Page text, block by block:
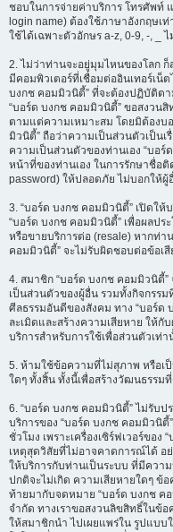
ชอบในการจ่ายค่าบริการ โทรศัพท์
login name) ต้องใช้ภาษาอังกฤษเ
ใช้ได้เฉพาะตัวอักษร a-z, 0-9, -, _ ไ
2. ไม่ว่าท่านจะอยู่มุมไหนของโลก ก็
มีคอมพิวเตอร์ที่เชื่อมต่ออินเทอร์เน็
บงกช คอมมิวนิตี้” ที่จะต้องปฏิบัติต
“บอร์ด บงกช คอมมิวนิตี้” ขอสงวนสิ
ตามแต่ความเหมาะสม โดยมิต้องบ
มิวนิตี้” ถือว่าความเป็นส่วนตัวเป็น
ความเป็นส่วนตัวของท่านเอง “บอ
หน้าที่ของท่านเอง ในการรักษาชื่อ
password) ให้ปลอดภัย ไม่บอกให้ผู้
3. “บอร์ด บงกช คอมมิวนิตี้” เปิดให้
“บอร์ด บงกช คอมมิวนิตี้” เพื่อผลป
หรือขายบริการต่อ (resale) หากท่า
คอมมิวนิตี้” จะไม่รับผิดชอบต่อข้อเ
4. สมาชิก “บอร์ด บงกช คอมมิวนิตี้”
เป็นส่วนตัวของผู้อื่น รวมทั้งกิจกรร
ศีลธรรมอันดีของสังคม ทาง “บอร์
ละเมิดและสร้างความเสียหาย ให้
บริการสำหรับการใช้เพื่อส่วนตัวเท่า
5. ห้ามใช้ข้อความที่ไม่สุภาพ หรือเ
ใดๆ ทั้งสิ้น ทั้งนี้เพื่อสร้างวัฒนธรรม
6. “บอร์ด บงกช คอมมิวนิตี้” ไม่รับ
บริการของ “บอร์ด บงกช คอมมิวนิตี้
ชั่วโมง เพราะเครื่องเซิร์ฟเวอร์ขอ
เหตุสุดวิสัยที่ไม่อาจคาดการณ์ได้ อ
ให้บริการกับท่านเป็นระบบ ที่มีควา
ปกติจะไม่เกิด ความเสียหายใดๆ ข้
ท้ายมากับจดหมาย “บอร์ด บงกช ค
จำกัด ทางเราขอสงวนลิขสิทธิ์ในข้
ให้สมาชิกนำ ไปเผยแพร่ใน รูปแบ